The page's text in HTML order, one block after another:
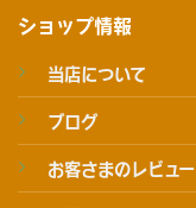
ショップ情報
当店について
ブログ
お客さまのレビュー